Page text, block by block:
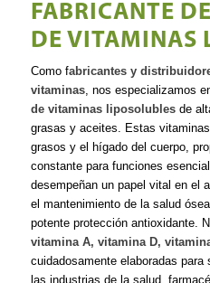
FABRICANTE
DE VITAMINAS
Como fabricantes y
vitaminas, nos especializamos
de vitaminas liposolublesde
grasas y aceites. Estas
grasos y el hígado del cuerpo,
constante para funciones
desempeñan un papel vital en el
el mantenimiento de la salud
potente protección antioxidante.
vitamina A, vitamina D,
cuidadosamente elaboradas
las industrias de la salud,